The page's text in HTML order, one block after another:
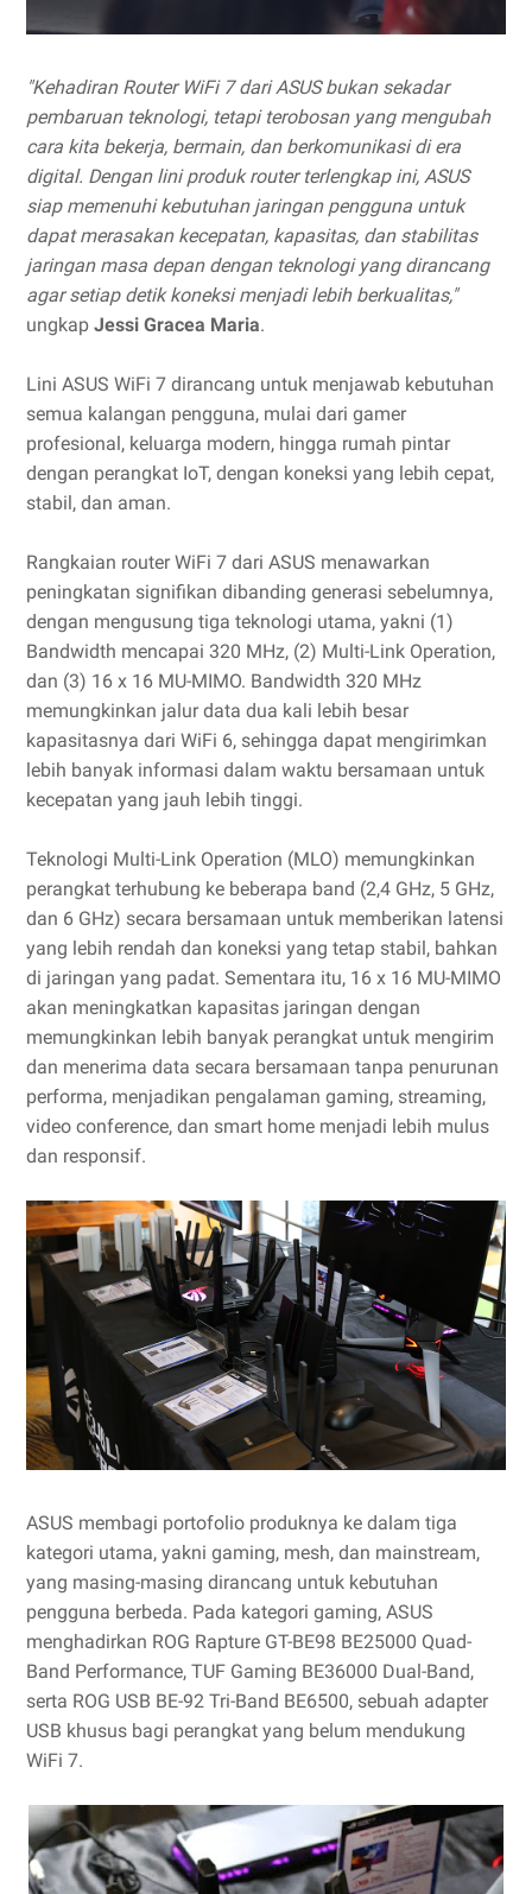
"Kehadiran Router WiFi 7 dari ASUS bukan sekadar
pembaruan teknologi, tetapi terobosan yang mengubah
cara kita bekerja, bermain, dan berkomunikasi di era
digital. Dengan lini produk router terlengkap ini, ASUS
siap memenuhi kebutuhan jaringan pengguna untuk
dapat merasakan kecepatan, kapasitas, dan stabilitas
jaringan masa depan dengan teknologi yang dirancang
agar setiap detik koneksi menjadi lebih berkualitas,"
ungkap Jessi Gracea Maria.
Lini ASUS WiFi 7 dirancang untuk menjawab kebutuhan
semua kalangan pengguna, mulai dari gamer
profesional, keluarga modern, hingga rumah pintar
dengan perangkat IoT, dengan koneksi yang lebih cepat,
stabil, dan aman.
Rangkaian router WiFi 7 dari ASUS menawarkan
peningkatan signifikan dibanding generasi sebelumnya,
dengan mengusung tiga teknologi utama, yakni (1)
Bandwidth mencapai 320 MHz, (2) Multi-Link Operation,
dan (3) 16 x 16 MU-MIMO. Bandwidth 320 MHz
memungkinkan jalur data dua kali lebih besar
kapasitasnya dari WiFi 6, sehingga dapat mengirimkan
lebih banyak informasi dalam waktu bersamaan untuk
kecepatan yang jauh lebih tinggi.
Teknologi Multi-Link Operation (MLO) memungkinkan
perangkat terhubung ke beberapa band (2,4 GHz, 5 GHz,
dan 6 GHz) secara bersamaan untuk memberikan latensi
yang lebih rendah dan koneksi yang tetap stabil, bahkan
di jaringan yang padat. Sementara itu, 16 x 16 MU-MIMO
akan meningkatkan kapasitas jaringan dengan
memungkinkan lebih banyak perangkat untuk mengirim
dan menerima data secara bersamaan tanpa penurunan
performa, menjadikan pengalaman gaming, streaming,
video conference, dan smart home menjadi lebih mulus
dan responsif.
ASUS membagi portofolio produknya ke dalam tiga
kategori utama, yakni gaming, mesh, dan mainstream,
yang masing-masing dirancang untuk kebutuhan
pengguna berbeda. Pada kategori gaming, ASUS
menghadirkan ROG Rapture GT-BE98 BE25000 Quad-
Band Performance, TUF Gaming BE36000 Dual-Band,
serta ROG USB BE-92 Tri-Band BE6500, sebuah adapter
USB khusus bagi perangkat yang belum mendukung
WiFi 7.